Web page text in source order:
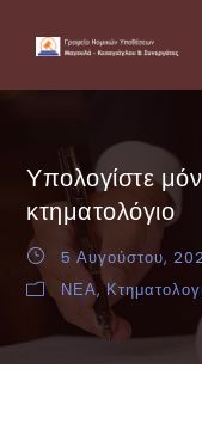
Υπολογίστε
κτηματολόγιο
5 Αυγούστου,
ΝΕΑ,